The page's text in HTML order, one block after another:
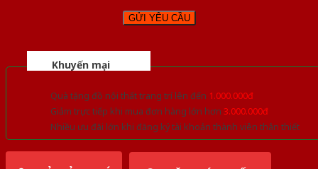
Khuyến mại
Quà tặng đồ nội thất trang trí lên đến 1.000.000đ
Giảm trực tiếp khi mua đơn hàng lớn hơn 3.000.000đ
Nhiều ưu đãi lớn khi đăng ký tài khoản thành viên thân thiết